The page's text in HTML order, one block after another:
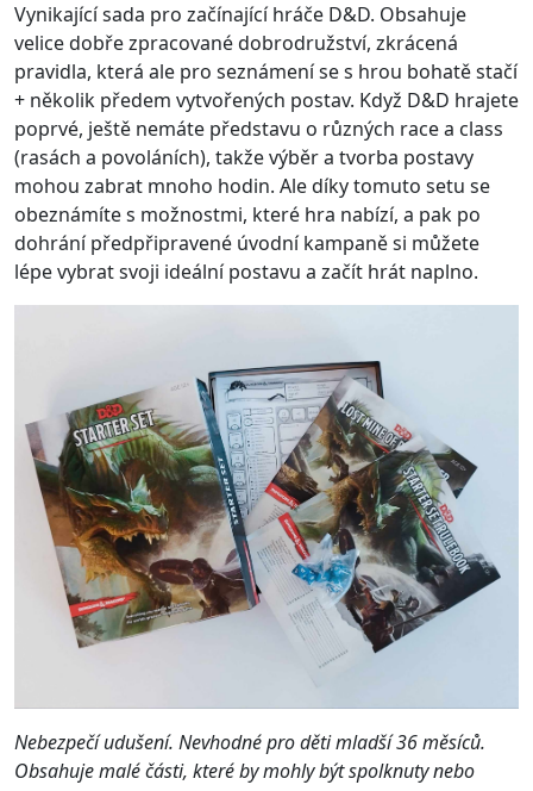
Vynikající sada pro začínající hráče D&D. Obsahuje
velice dobře zpracované dobrodružství, zkrácená
pravidla, která ale pro seznámení se s hrou bohatě stačí
+ několik předem vytvořených postav. Když D&D hrajete
poprvé, ještě nemáte představu o různých race a class
(rasách a povoláních), takže výběr a tvorba postavy
mohou zabrat mnoho hodin. Ale díky tomuto setu se
obeznámíte s možnostmi, které hra nabízí, a pak po
dohrání předpřipravené úvodní kampaně si můžete
lépe vybrat svoji ideální postavu a začít hrát naplno.
Nebezpečí udušení. Nevhodné pro děti mladší 36 měsíců.
Obsahuje malé části, které by mohly být spolknuty nebo